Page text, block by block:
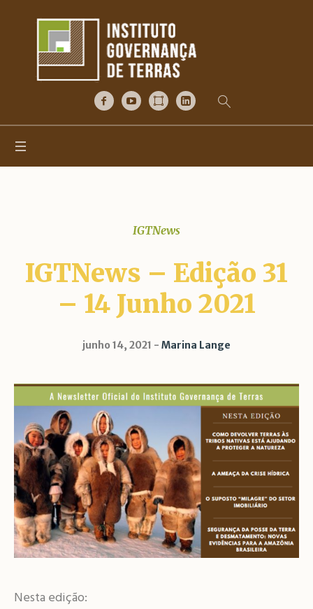
IGTNews
IGTNews – Edição 31
– 14 Junho 2021
junho 14, 2021 Marina Lange
Nesta edição: